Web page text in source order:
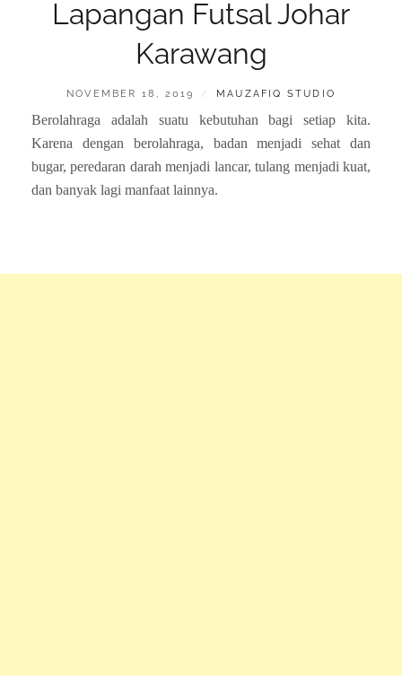
Lapangan Futsal Johar
Karawang
POSTED
NOVEMBER 18, 2019 BY
MAUZAFIQ STUDIO
Berolahraga adalah suatu kebutuhan bagi setiap kita.
Karena dengan berolahraga, badan menjadi sehat dan
bugar, peredaran darah menjadi lancar, tulang menjadi kuat,
dan banyak lagi manfaat lainnya.